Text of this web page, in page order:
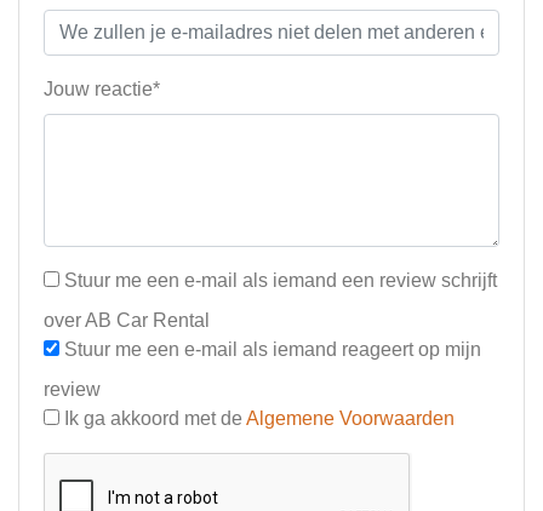
Jouw reactie*
Stuur me een e-mail als iemand een review schrijft
over AB Car Rental
Stuur me een e-mail als iemand reageert op mijn
review
Ik ga akkoord met de Algemene Voorwaarden